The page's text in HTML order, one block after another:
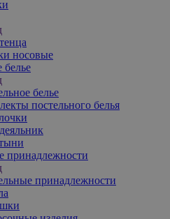
носовые
белье
белье
постельного белья
принадлежности
принадлежности